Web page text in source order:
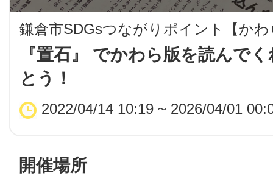
鎌倉市SDGsつながりポイント【かわ
『置石』 でかわら版を読んで
とう！
2022/04/14 10:19 ~ 2026/04/01
LINE
開催場所
地域に導入を